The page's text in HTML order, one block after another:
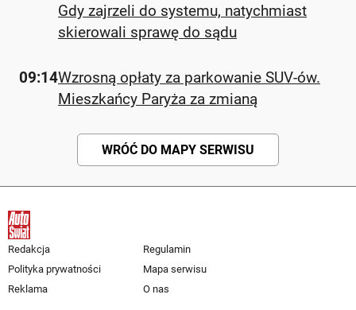
Gdy zajrzeli do systemu, natychmiast
skierowali sprawę do sądu
09:14Wzrosną opłaty za parkowanie SUV-ów.
Mieszkańcy Paryża za zmianą
WRÓĆ DO MAPY SERWISU
Redakcja
Regulamin
Polityka prywatności
Mapa serwisu
Reklama
O nas